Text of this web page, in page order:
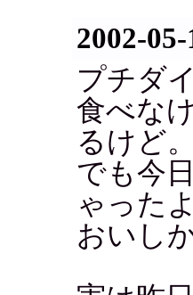
2002-
プチダ
食べな
るけど。
でも今
ゃったよ
おいし